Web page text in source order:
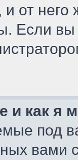
от него
Если
и как я
под